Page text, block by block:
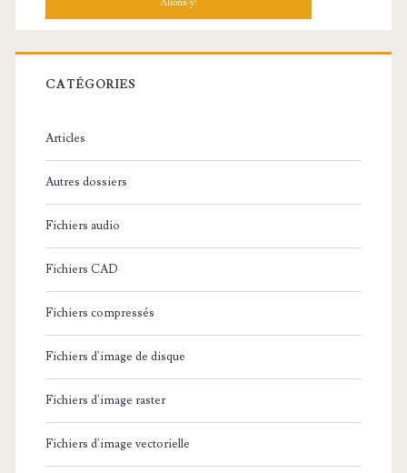
h
r
c
:
CATÉGORIES
Articles
Autres dossiers
Fichiers audio
Fichiers CAD
Fichiers compressés
Fichiers d'image de disque
Fichiers d'image raster
Fichiers d'image vectorielle